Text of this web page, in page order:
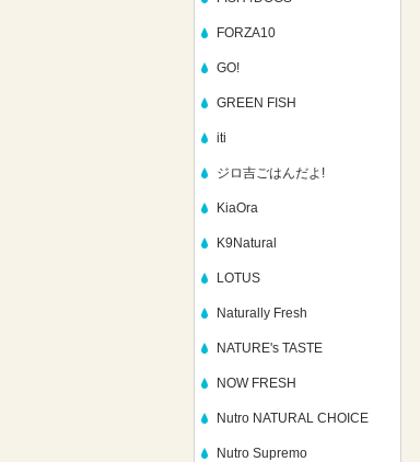
FORZA10
GO!
GREEN FISH
iti
ジロ吉ごはんだよ!
KiaOra
K9Natural
LOTUS
Naturally Fresh
NATURE's TASTE
NOW FRESH
Nutro NATURAL CHOICE
Nutro Supremo